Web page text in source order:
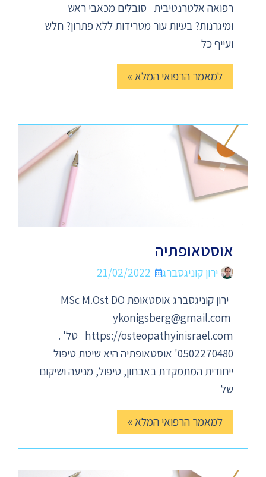
רפואה אלטרנטיבית סובלים מכאבי ראש
ומיגרנות? בעיות עור מטרידות ללא פתרון? חלש
ועייף כל
למאמר הרפואי המלא »
אוסטאופתיה
ירון קוניגסברג
21/02/2022
ירון קוניגסברג אוסטאופת MSc M.Ost DO
ykonigsberg@gmail.com
https://osteopathyinisrael.com טל' .
0502270480' אוסטאופתיה היא שיטת טיפול
ייחודית המתמקדת באבחון, טיפול, מניעה ושיקום
של
למאמר הרפואי המלא »